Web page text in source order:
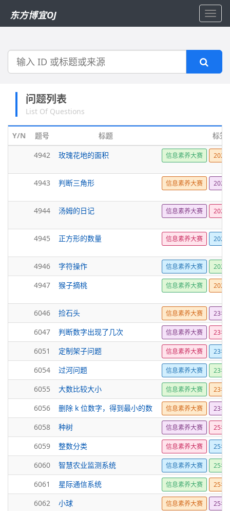
东方博宜OJ
搜
问题列表
List Of Questions
Y/N 题号 标题
标签
4942
玫瑰花地的面积 信息素养大赛 2024
4943 判断三角形 信息素养大赛 2024
4944 汤姆的日记 信息素养大赛 2024
4945 正方形的数量 信息素养大赛 2024
4946 字符操作 信息素养大赛 2024
4947 猴子摘桃 信息素养大赛 2024
6046 捡石头 信息素养大赛 23年
6047 判断数字出现了几次 信息素养大赛 23年
6051 定制架子问题 信息素养大赛 23年
6054 过河问题 信息素养大赛 23年
6055 大数比较大小 信息素养大赛 23年
6056 删除 k 位数字，得到最小的数 信息素养大赛 23年
6058 种树 信息素养大赛 25年
6059 整数分类 信息素养大赛 25年
6060 智慧农业监测系统 信息素养大赛 25年
6061 星际通信系统 信息素养大赛 25年
6062 小球 信息素养大赛 25年